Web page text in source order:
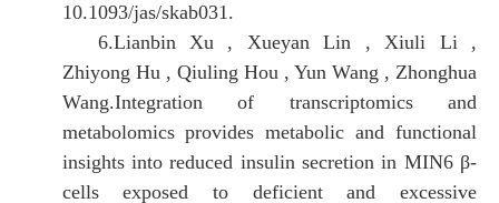
10.1093/jas/skab031.
6.Lianbin Xu , Xueyan Lin , Xiuli Li ,
Zhiyong Hu , Qiuling Hou , Yun Wang , Zhonghua
Wang.Integration of transcriptomics and
metabolomics provides metabolic and functional
insights into reduced insulin secretion in MIN6 β-
cells exposed to deficient and excessive